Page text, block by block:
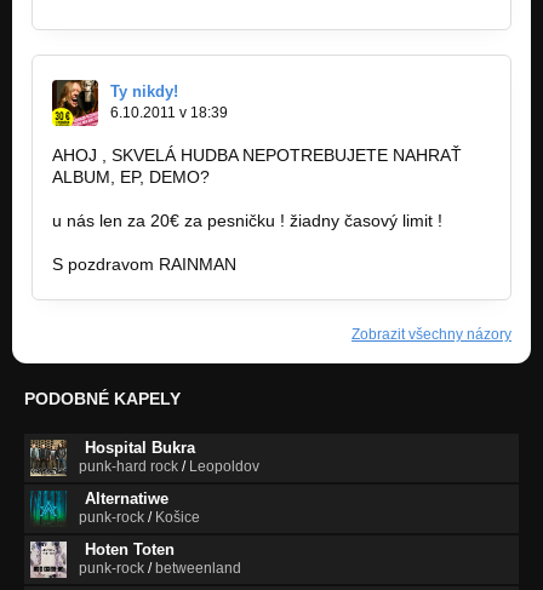
Ty nikdy!
6.10.2011 v 18:39
AHOJ , SKVELÁ HUDBA NEPOTREBUJETE NAHRAŤ
ALBUM, EP, DEMO?
u nás len za 20€ za pesničku ! žiadny časový limit !
S pozdravom RAINMAN
Zobrazit všechny názory
PODOBNÉ KAPELY
Hospital Bukra
punk-hard rock / Leopoldov
Alternatiwe
punk-rock / Košice
Hoten Toten
punk-rock / betweenland